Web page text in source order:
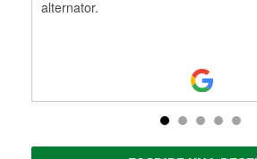
alternator.